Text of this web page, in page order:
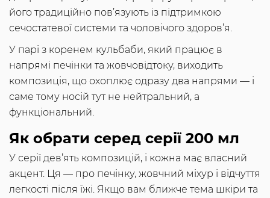
його традиційно пов’язують із підтримкою
сечостатевої системи та чоловічого здоров’я.
У парі з коренем кульбаби, який працює в
напрямі печінки та жовчовідтоку, виходить
композиція, що охоплює одразу два напрями — і
саме тому носій тут не нейтральний, а
функціональний.
Як обрати серед серії 200 мл
У серії дев’ять композицій, і кожна має власний
акцент. Ця — про печінку, жовчний міхур і відчуття
легкості після їжі. Якщо вам ближче тема шкіри та